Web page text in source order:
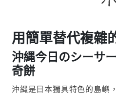
用簡單替代複雜
沖縄今日のシーサ
奇餅
沖縄是日本獨具特色的島嶼